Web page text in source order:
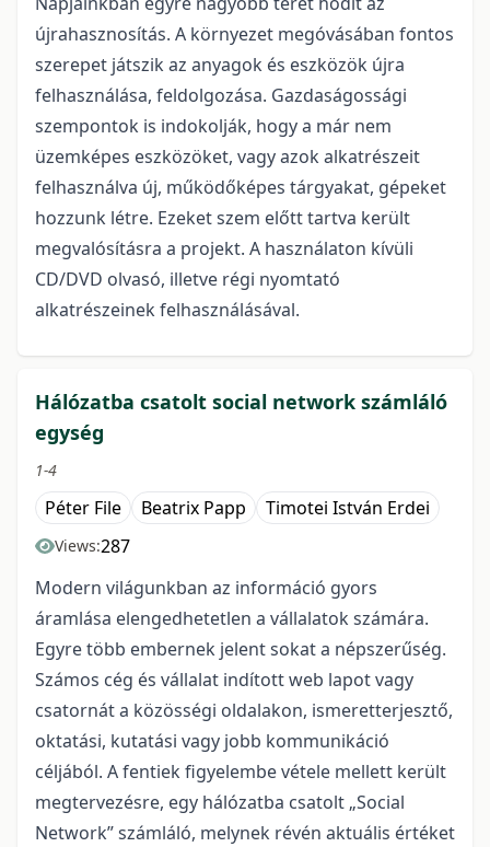
újrahasznosítás. A környezet megóvásában fontos
szerepet játszik az anyagok és eszközök újra
felhasználása, feldolgozása. Gazdaságossági
szempontok is indokolják, hogy a már nem
üzemképes eszközöket, vagy azok alkatrészeit
felhasználva új, működőképes tárgyakat, gépeket
hozzunk létre. Ezeket szem előtt tartva került
megvalósításra a projekt. A használaton kívüli
CD/DVD olvasó, illetve régi nyomtató
alkatrészeinek felhasználásával.
Hálózatba csatolt social network számláló
egység
1-4
Péter File Beatrix Papp Timotei István Erdei
Views:287
Modern világunkban az információ gyors
áramlása elengedhetetlen a vállalatok számára.
Egyre több embernek jelent sokat a népszerűség.
Számos cég és vállalat indított web lapot vagy
csatornát a közösségi oldalakon, ismeretterjesztő,
oktatási, kutatási vagy jobb kommunikáció
céljából. A fentiek figyelembe vétele mellett került
megtervezésre, egy hálózatba csatolt „Social
Network” számláló, melynek révén aktuális értéket